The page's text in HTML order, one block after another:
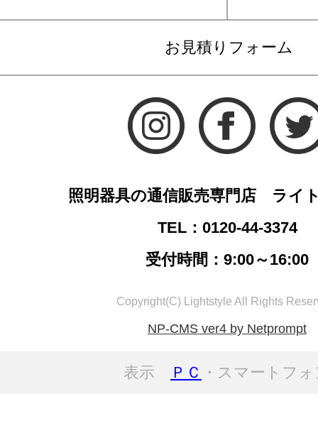
お見積りフォーム
照明器具の通信販売専門店 ライ
TEL：0120-44-3374
受付時間：9:00～16:00
Copyright(C) Lightstyle All Rights
NP-CMS ver4 by Netprompt
表示 ＰＣ ・スマートフ